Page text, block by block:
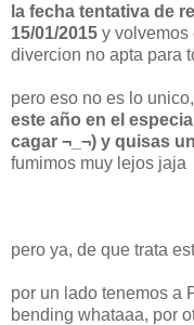
la fecha tentativa de
15/01/2015 y volvemos
divercion no apta para
pero eso no es lo unico,
este año en el
cagar ¬_¬) y quisas
fumimos muy lejos jaja
pero ya, de que trata
por un lado tenemos a
bending whataaa, por